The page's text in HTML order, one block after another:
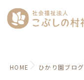
HOME ひかり園ブログ